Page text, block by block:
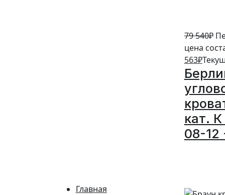
Главная
79 540₽
цена
563₽
кат.
08-12